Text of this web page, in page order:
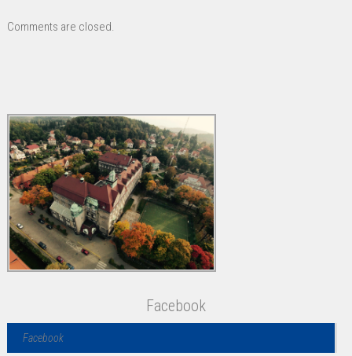
Comments are closed.
Facebook
Facebook